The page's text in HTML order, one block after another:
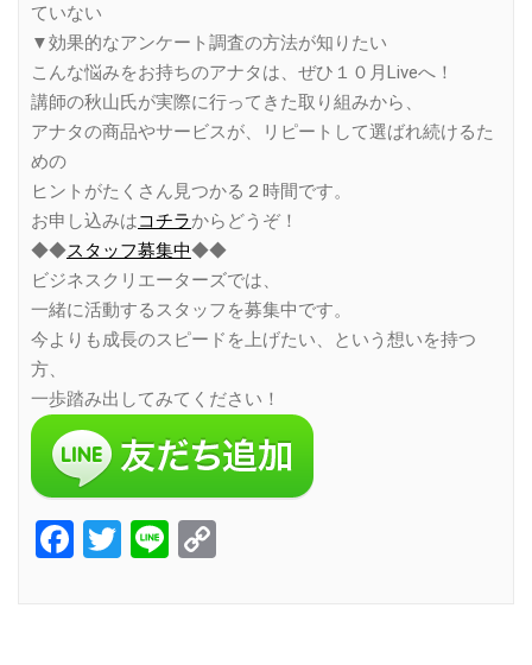
ていない
▼効果的なアンケート調査の方法が知りたい
こんな悩みをお持ちのアナタは、ぜひ１０月Liveへ！
講師の秋山氏が実際に行ってきた取り組みから、
アナタの商品やサービスが、リピートして選ばれ続けるた
めの
ヒントがたくさん見つかる２時間です。
お申し込みはコチラからどうぞ！
◆◆スタッフ募集中◆◆
ビジネスクリエーターズでは、
一緒に活動するスタッフを募集中です。
今よりも成長のスピードを上げたい、という想いを持つ
方、
一歩踏み出してみてください！
Facebook
Twitter
Line